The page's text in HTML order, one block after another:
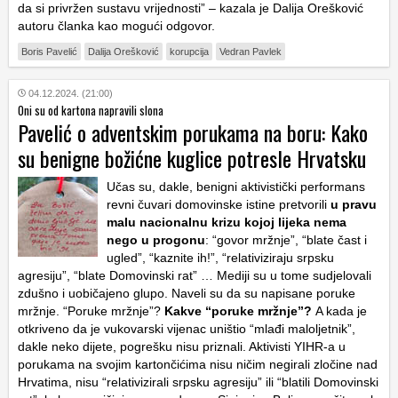
da si privržen sustavu vrijednosti” – kazala je Dalija Orešković
autoru članka kao mogući odgovor.
Boris Pavelić Dalija Orešković korupcija Vedran Pavlek
04.12.2024. (21:00)
Oni su od kartona napravili slona
Pavelić o adventskim porukama na boru: Kako
su benigne božićne kuglice potresle Hrvatsku
Učas su, dakle, benigni aktivistički performans
revni čuvari domovinske istine pretvorili u pravu
malu nacionalnu krizu kojoj lijeka nema
nego u progonu: “govor mržnje”, “blate čast i
ugled”, “kaznite ih!”, “relativiziraju srpsku
agresiju”, “blate Domovinski rat” … Mediji su u tome sudjelovali
zdušno i uobičajeno glupo. Naveli su da su napisane poruke
mržnje. “Poruke mržnje”? Kakve “poruke mržnje”? A kada je
otkriveno da je vukovarski vijenac uništio “mlađi maloljetnik”,
dakle neko dijete, pogrešku nisu priznali. Aktivisti YIHR-a u
porukama na svojim kartončićima nisu ničim negirali zločine nad
Hrvatima, nisu “relativizirali srpsku agresiju” ili “blatili Domovinski